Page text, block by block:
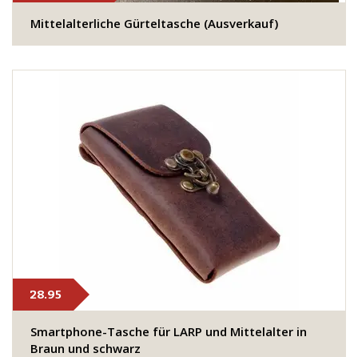
Mittelalterliche Gürteltasche (Ausverkauf)
28.95
Smartphone-Tasche für LARP und Mittelalter in
Braun und schwarz